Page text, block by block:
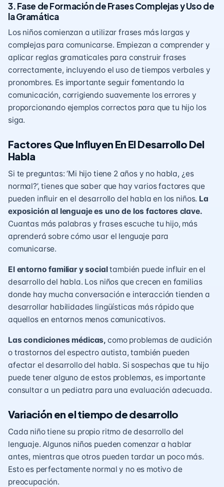
3. Fase de Formación de Frases Complejas y Uso de
la Gramática
Los niños comienzan a utilizar frases más largas y
complejas para comunicarse. Empiezan a comprender y
aplicar reglas gramaticales para construir frases
correctamente, incluyendo el uso de tiempos verbales y
pronombres. Es importante seguir fomentando la
comunicación, corrigiendo suavemente los errores y
proporcionando ejemplos correctos para que tu hijo los
siga.
Factores Que Influyen En El Desarrollo Del
Habla
Si te preguntas: ‘Mi hijo tiene 2 años y no habla, ¿es
normal?’, tienes que saber que hay varios factores que
pueden influir en el desarrollo del habla en los niños. La
exposición al lenguaje es uno de los factores clave.
Cuantas más palabras y frases escuche tu hijo, más
aprenderá sobre cómo usar el lenguaje para
comunicarse.
El entorno familiar y socialtambién puede influir en el
desarrollo del habla. Los niños que crecen en familias
donde hay mucha conversación e interacción tienden a
desarrollar habilidades lingüísticas más rápido que
aquellos en entornos menos comunicativos.
Las condiciones médicas, como problemas de audición
o trastornos del espectro autista, también pueden
afectar el desarrollo del habla. Si sospechas que tu hijo
puede tener alguno de estos problemas, es importante
consultar a un pediatra para una evaluación adecuada.
Variación en el tiempo de desarrollo
Cada niño tiene su propio ritmo de desarrollo del
lenguaje. Algunos niños pueden comenzar a hablar
antes, mientras que otros pueden tardar un poco más.
Esto es perfectamente normal y no es motivo de
preocupación.